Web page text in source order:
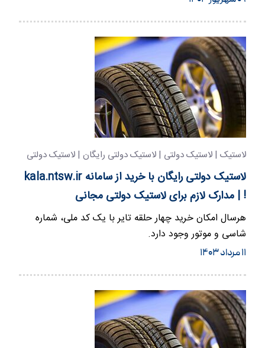
لاستیک | لاستیک دولتی | لاستیک دولتی رایگان | لاستیک دولتی
مجانی
لاستیک دولتی رایگان با خرید از سامانه kala.ntsw.ir
! | مدارک لازم برای لاستیک دولتی مجانی
هرسال امکان خرید چهار حلقه تایر با یک کد ملی، شماره
شاسی و موتور وجود دارد.
۱۱ مرداد ۱۴۰۳